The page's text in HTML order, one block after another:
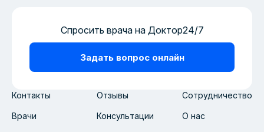
Контакты Отзывы Сотрудничество
Врачи Консультации О нас
Спросить врача на Доктор24/7
Задать вопрос онлайн